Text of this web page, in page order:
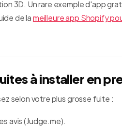
3D. Un rare exemple d'app
de lameilleure app Shopify
à installer en
selon votre plus grosse fuite :
avis (Judge.me).